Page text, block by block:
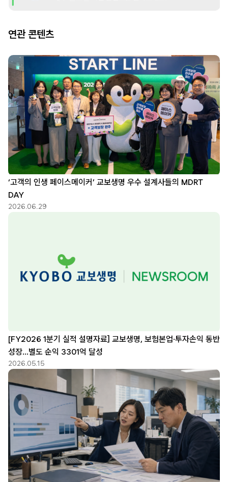
연관 콘텐츠
‘고객의 인생 페이스메이커’ 교보생명 우수 설계사들의 MDRT
DAY
2026.06.29
[FY2026 1분기 실적 설명자료] 교보생명, 보험본업·투자손익 동반
성장…별도 순익 3301억 달성
2026.05.15